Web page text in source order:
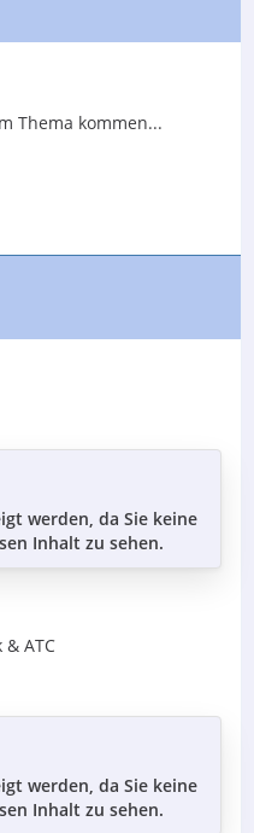
Thema kommen...
werden, da Sie keine
Inhalt zu sehen.
ATC
werden, da Sie keine
Inhalt zu sehen.